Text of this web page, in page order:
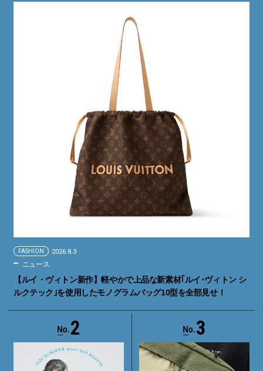
FASHION 2026.8.3
ニュース
【ルイ・ヴィトン新作】軽やかで上品な新素材｢ルイ･ヴィトン シ
ルクテック｣を使用したモノグラムバッグ10型を全部見せ！
2 3